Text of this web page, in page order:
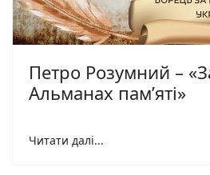
Петро Розумний –
Альманах пам’яті»
Читати далі...